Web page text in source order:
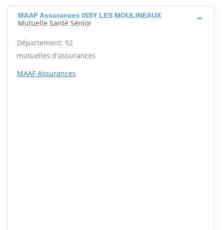
MAAF Assurances ISSY LES MOULINEAUX
Mutuelle Santé Sénior
Département: 92
mutuelles d'assurances
MAAF Assurances